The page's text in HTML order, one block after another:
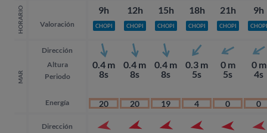
HORARIO Valoración
MAR
Dirección
Altura
Periodo
Energía
Dirección
9h
CHOPI
0.4 m
8s
20
12h
CHOPI
0.4 m
8s
20
15h
CHOPI
0.4 m
8s
19
18h
CHOPI
0.3 m
5s
4
21h
CHOPI
0 m
5s
0
9h
CHOPI
0 m
4s
0